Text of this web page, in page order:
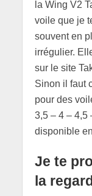
la Wing V2
voile que je
souvent en
irrégulier.
sur le site
Sinon il faut
pour des
3,5 – 4 – 4,5
disponible
Je te
la